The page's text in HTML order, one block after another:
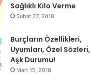
Sağlıklı Kilo Verme
Şubat 27, 2018
Burçların Özellikleri,
Uyumları, Özel Sözleri,
Aşk Durumu!
Mart 15, 2018